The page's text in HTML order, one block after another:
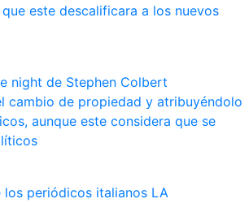
este descalificara a los nuevos
night de Stephen Colbert
cambio de propiedad y atribuyéndolo
aunque este considera que se
los periódicos italianos LA